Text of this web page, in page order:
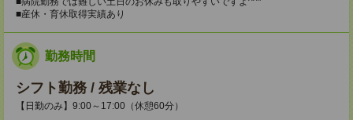
■産休・育休取得実績あり
勤務時間
シフト勤務 / 残業なし
【日勤のみ】9:00～17:00（休憩60分）